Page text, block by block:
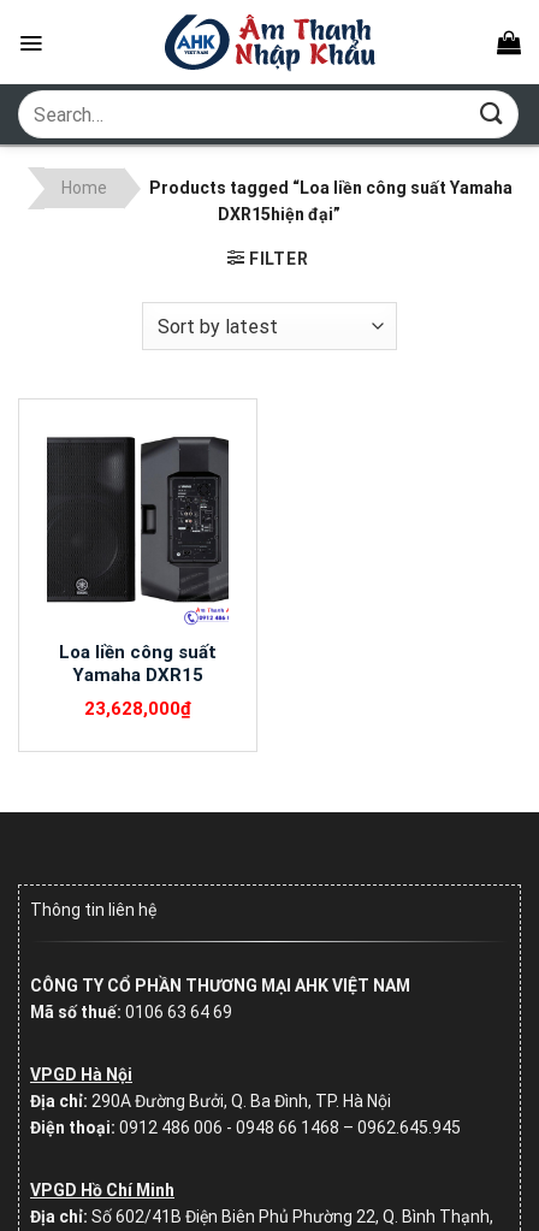
Search
for:
Home
Products tagged “Loa liền công suất Yamaha
DXR15hiện đại”
FILTER
Loa liền công suất
Yamaha DXR15
23,628,000₫
Thông tin liên hệ
CÔNG TY CỔ PHẦN THƯƠNG MẠI AHK VIỆT NAM
Mã số thuế: 0106 63 64 69
VPGD Hà Nội
Địa chỉ: 290A Đường Bưởi, Q. Ba Đình, TP. Hà Nội
Điện thoại: 0912 486 006 - 0948 66 1468 – 0962.645.945
VPGD Hồ Chí Minh
Địa chỉ: Số602/41B Điện Biên Phủ Phường 22, Q. Bình Thạnh,